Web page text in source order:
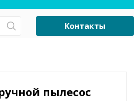
принадлежности
Контакты
пылесос